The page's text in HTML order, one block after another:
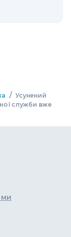
/ Усунений
служби вже